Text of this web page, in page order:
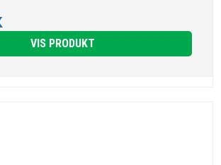
VIS PRODUKT